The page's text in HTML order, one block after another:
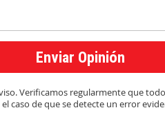
Enviar Opinión
Verificamos regularmente que
caso de que se detecte un error